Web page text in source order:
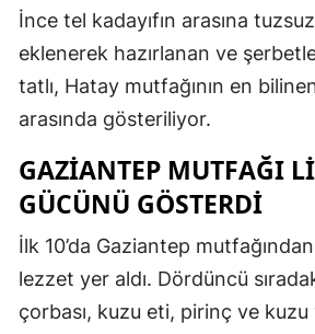
İnce tel kadayıfın arasına
eklenerek hazırlanan ve
tatlı, Hatay mutfağının en
arasında gösteriliyor.
GAZİANTEP MUTFAĞI
GÜCÜNÜ GÖSTERDİ
İlk 10’da Gaziantep
lezzet yer aldı. Dördüncü
çorbası, kuzu eti, pirinç ve kuzu